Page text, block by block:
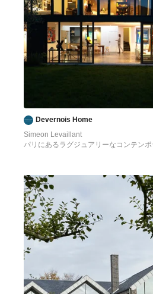
Devernois Home
Simeon Levaillant
パリにあるラグジュアリーなコンテン